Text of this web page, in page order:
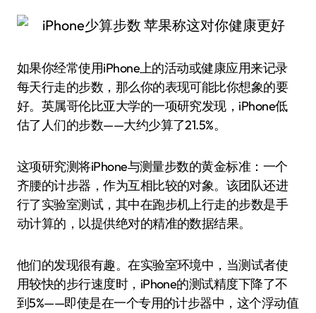
如果你经常使用iPhone上的活动或健康应用来记录
每天行走的步数，那么你的表现可能比你想象的要
好。英属哥伦比亚大学的一项研究发现，iPhone低
估了人们的步数——大约少算了21.5%。
这项研究测将iPhone与测量步数的黄金标准：一个
齐腰的计步器，作为互相比较的对象。该团队还进
行了实验室测试，其中在跑步机上行走的步数是手
动计算的，以提供绝对的精准的数据结果。
他们的发现很有趣。在实验室环境中，当测试者使
用较快的步行速度时，iPhone的测试精度下降了不
到5%——即使是在一个专用的计步器中，这个浮动值